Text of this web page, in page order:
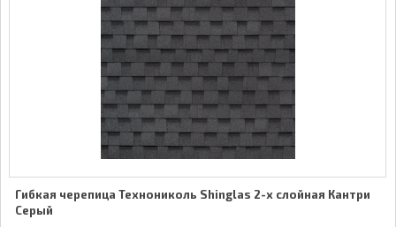
Гибкая черепица Технониколь Shinglas 2-х слойная Кантри
Серый